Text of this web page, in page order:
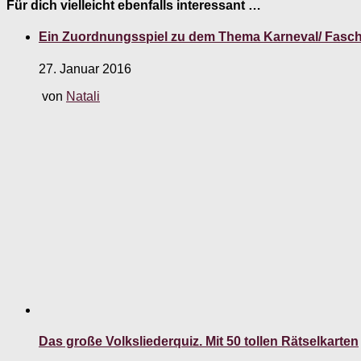
Für dich vielleicht ebenfalls interessant …
Ein Zuordnungsspiel zu dem Thema Karneval/
27. Januar 2016
von Natali
Das große Volksliederquiz. Mit 50 tollen Rätselkarten